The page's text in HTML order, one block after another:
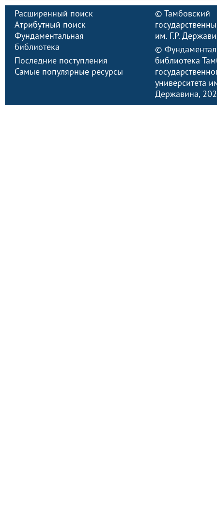
Расширенный поиск
Атрибутный поиск
Фундаментальная
библиотека
Последние поступления
Самые популярные ресурсы
© Тамбовский
им. Г.Р.
©
библиотека
университета
Державина,